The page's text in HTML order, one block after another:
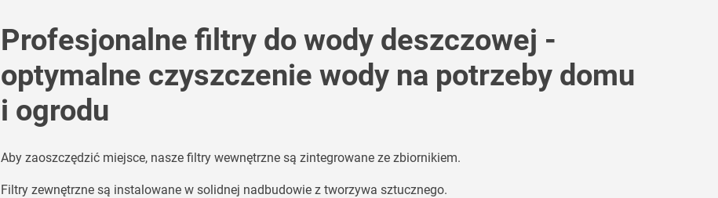
Profesjonalne filtry do wody deszczowej -
optymalne czyszczenie wody na potrzeby domu
i ogrodu
Aby zaoszczędzić miejsce, nasze filtry wewnętrzne są zintegrowane ze zbiornikiem.
Filtry zewnętrzne są instalowane w solidnej nadbudowie z tworzywa sztucznego.